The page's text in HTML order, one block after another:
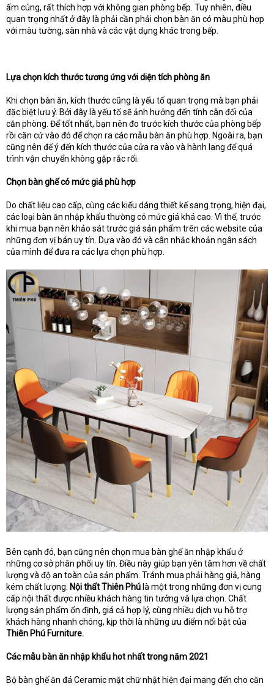
ấm cúng, rất thích hợp với không gian phòng bếp. Tuy nhiên, điều
quan trọng nhất ở đây là phải cần phải chọn bàn ăn có màu phù hợp
với màu tường, sàn nhà và các vật dụng khác trong bếp.
Lựa chọn kích thước tương ứng với diện tích phòng ăn
Khi chọn bàn ăn, kích thước cũng là yếu tố quan trọng mà bạn phải
đặc biệt lưu ý. Bởi đây là yếu tố sẽ ảnh hưởng đến tính cân đối của
căn phòng. Để tốt nhất, bạn nên đo trước kích thước của phòng bếp
rồi căn cứ vào đó để chọn ra các mẫu bàn ăn phù hợp. Ngoài ra, bạn
cũng nên để ý đến kích thước của cửa ra vào và hành lang để quá
trình vận chuyển không gặp rắc rối.
Chọn bàn ghế có mức giá phù hợp
Do chất liệu cao cấp, cùng các kiểu dáng thiết kế sang trọng, hiện đại,
các loại bàn ăn nhập khẩu thường có mức giá khá cao. Vì thế, trước
khi mua bạn nên khảo sát trước giá sản phẩm trên các website của
những đơn vị bán uy tín. Dựa vào đó và cân nhắc khoản ngân sách
của mình để đưa ra các lựa chọn phù hợp.
Bên cạnh đó, bạn cũng nên chọn mua bàn ghế ăn nhập khẩu ở
những cơ sở phân phối uy tín. Điều này giúp bạn yên tâm hơn về chất
lượng và độ an toàn của sản phẩm. Tránh mua phải hàng giả, hàng
kém chất lượng. Nội thất Thiên Phú là một trong những đơn vị cung
cấp nội thất được nhiều khách hàng tin tưởng và lựa chọn. Chất
lượng sản phẩm ổn định, giá cả hợp lý, cùng nhiều dịch vụ hỗ trợ
khách hàng nhanh chóng, kịp thời là những ưu điểm nổi bật của
Thiên Phú Furniture.
Các mẫu bàn ăn nhập khẩu hot nhất trong năm 2021
Bộ bàn ghế ăn đá Ceramic mặt chữ nhật hiện đại mang đến cho căn